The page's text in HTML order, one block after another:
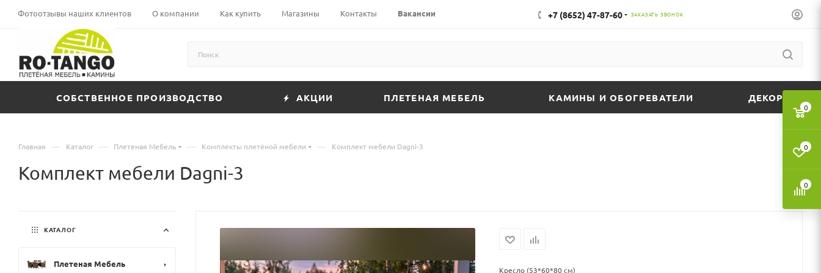
Фотоотзывы наших клиентов О компании Как купить Магазины Контакты Вакансии +7 (8652) 47-87-60 ЗАКАЗАТЬ ЗВОНОК
СОБСТВЕННОЕ ПРОИЗВОДСТВО АКЦИИ ПЛЕТЕНАЯ МЕБЕЛЬ КАМИНЫ И ОБОГРЕВАТЕЛИ ДЕКОР
Главная — Каталог — Плетеная Мебель — Комплекты плетёной мебели — Комплект мебели Dagni-3
Комплект мебели Dagni-3
Кресло (53*60*80 см)
КАТАЛОГ
Плетеная Мебель
0
0
0